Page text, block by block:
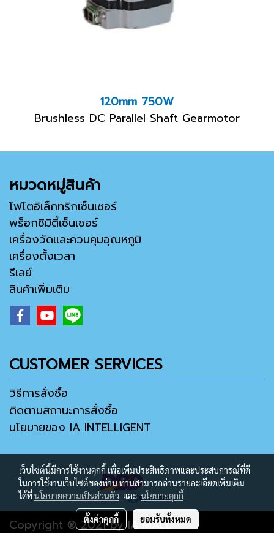
120mm 750W
Brushless DC Parallel Shaft Gearmotor
หมวดหมู่สินค้า
โฟโตอิเล็กทริกเซ็นเซอร์
พร็อกซิมิตี้เซ็นเซอร์
เครื่องวัดและควบคุมอุณหภูมิ
เครื่องตั้งเวลา
รีเลย์
สินค้าเพิ่มเติม
CUSTOMER SERVICES
วิธีการสั่งซื้อ
ติดตามสถานะการสั่งซื้อ
นโยบายของ IA INTELLIGENT
Copyright ® 2021 by IA MALL
เว็บไซต์นี้มีการใช้งานคุกกี้ เพื่อเพิ่มประสิทธิภาพและประสบการณ์ที่ดี
ในการใช้งานเว็บไซต์ของท่าน ท่านสามารถอ่านรายละเอียดเพิ่มเติม
ได้ที่นโยบายความเป็นส่วนตัว และนโยบายคุกกี้
ตั้งค่าคุกกี้ ยอมรับทั้งหมด